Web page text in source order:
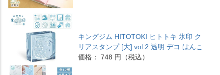
キングジム HITOTOKI ヒトトキ 氷印 ク
リアスタンプ [大] vol.2 透明 デコ はんこ
価格： 748 円（税込）